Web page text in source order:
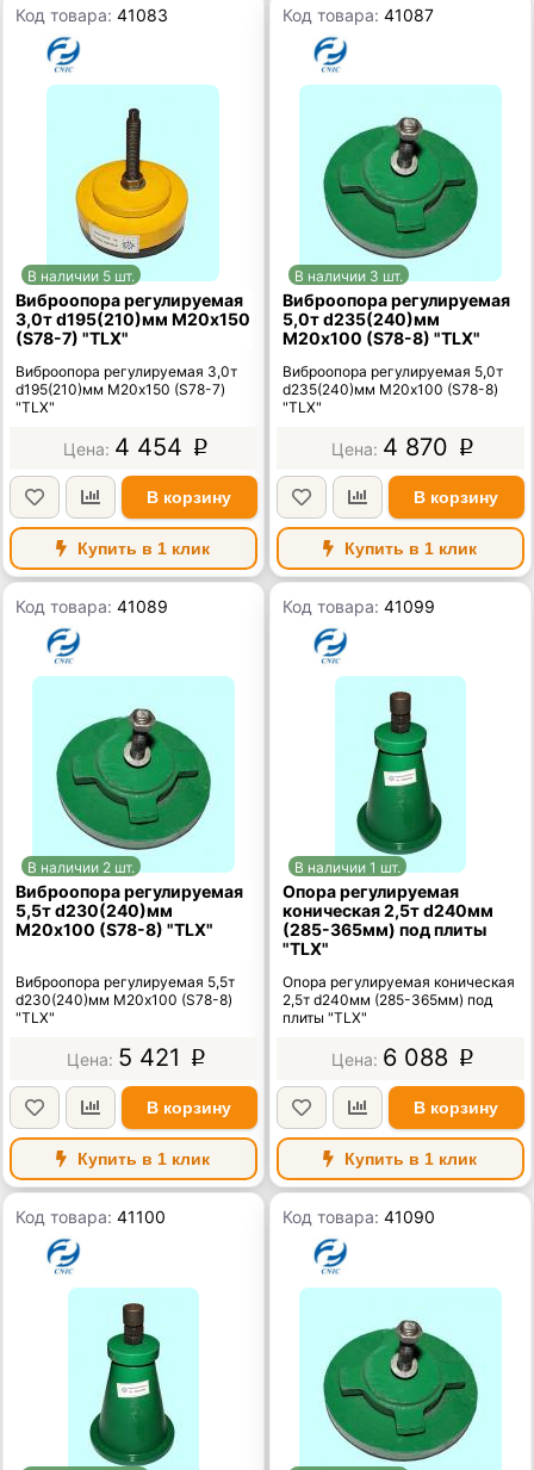
Код товара:41083
В наличии 5 шт.
Виброопора регулируемая
3,0т d195(210)мм М20х150
(S78-7) "TLX"
Виброопора регулируемая 3,0т
d195(210)мм М20х150 (S78-7)
"TLX"
4 454 p
В корзину
Купить в 1 клик
Код товара:41087
В наличии 3 шт.
Виброопора регулируемая
5,0т d235(240)мм
М20х100 (S78-8) "TLX"
Виброопора регулируемая 5,0т
d235(240)мм М20х100 (S78-8)
"TLX"
4 870 p
В корзину
Купить в 1 клик
Код товара:41089
В наличии 2 шт.
Виброопора регулируемая
5,5т d230(240)мм
М20х100 (S78-8) "TLX"
Виброопора регулируемая 5,5т
d230(240)мм М20х100 (S78-8)
"TLX"
5 421 p
В корзину
Купить в 1 клик
Код товара:41099
В наличии 1 шт.
Опора регулируемая
коническая 2,5т d240мм
(285-365мм) под плиты
"TLX"
Опора регулируемая коническая
2,5т d240мм (285-365мм) под
плиты "TLX"
6 088 p
В корзину
Купить в 1 клик
Код товара:41100 Код товара:41090